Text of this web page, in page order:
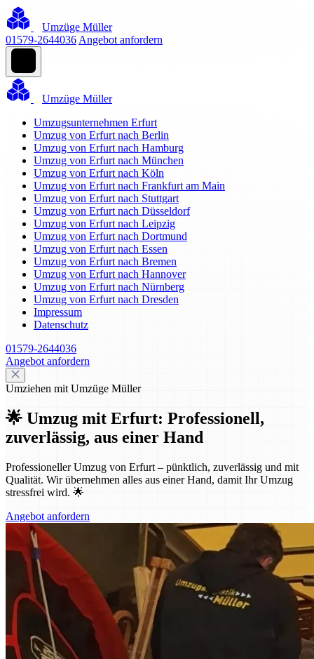
Umzüge Müller
01579-2644036 Angebot anfordern
Umzüge Müller
Umzugsunternehmen Erfurt
Umzug von Erfurt nach Berlin
Umzug von Erfurt nach Hamburg
Umzug von Erfurt nach München
Umzug von Erfurt nach Köln
Umzug von Erfurt nach Frankfurt am Main
Umzug von Erfurt nach Stuttgart
Umzug von Erfurt nach Düsseldorf
Umzug von Erfurt nach Leipzig
Umzug von Erfurt nach Dortmund
Umzug von Erfurt nach Essen
Umzug von Erfurt nach Bremen
Umzug von Erfurt nach Hannover
Umzug von Erfurt nach Nürnberg
Umzug von Erfurt nach Dresden
Impressum
Datenschutz
01579-2644036
Angebot anfordern
Umziehen mit Umzüge Müller
🌟 Umzug mit Erfurt: Professionell,
zuverlässig, aus einer Hand
Professioneller Umzug von Erfurt – pünktlich, zuverlässig und mit
Qualität. Wir übernehmen alles aus einer Hand, damit Ihr Umzug
stressfrei wird. 🌟
Angebot anfordern